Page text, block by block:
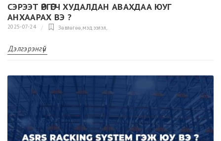
СЭРЭЭТ ӨРГӨГЧ ХУДАЛДАН АВАХДАА ЮУГ
АНХААРАХ ВЭ ?
2025-07-24 Зөвлөгөө,мэдээлэл,
Дэлгэрэнгүй